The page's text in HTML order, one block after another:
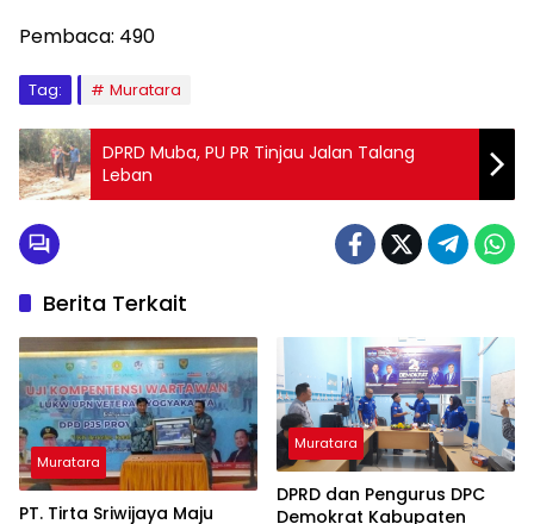
Pembaca: 490
Tag: Muratara
DPRD Muba, PU PR Tinjau Jalan Talang
Leban
Berita Terkait
Muratara
PT. Tirta Sriwijaya Maju
Muratara
DPRD dan Pengurus DPC
Demokrat Kabupaten